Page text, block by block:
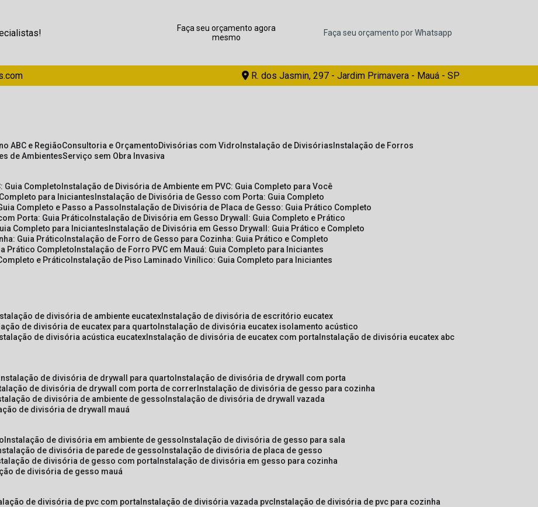
Faça seu orçamento agora
mesmo
Faça seu orçamento por Whatsapp
R. dos Jasmin, 297 - Jardim Primavera - Mauá - SP
ABC e Região Consultoria e Orçamento Divisórias com Vidro Instalação de Divisórias Instalação de Forros
de Ambientes Serviço sem Obra Invasiva
Guia Completo Instalação de Divisória de Ambiente em PVC: Guia Completo para Você
para Iniciantes Instalação de Divisória de Gesso com Porta: Guia Completo
Completo e Passo a Passo Instalação de Divisória de Placa de Gesso: Guia Prático Completo
Porta: Guia Prático Instalação de Divisória em Gesso Drywall: Guia Completo e Prático
Completo para Iniciantes Instalação de Divisória em Gesso Drywall: Guia Prático e Completo
Guia Prático Instalação de Forro de Gesso para Cozinha: Guia Prático e Completo
Prático Completo Instalação de Forro PVC em Mauá: Guia Completo para Iniciantes
e Prático Instalação de Piso Laminado Vinílico: Guia Completo para Iniciantes
de divisória de ambiente eucatex instalação de divisória de escritório eucatex
de divisória de eucatex para quarto instalação de divisória eucatex isolamento acústico
de divisória acústica eucatex instalação de divisória de eucatex com porta instalação de divisória eucatex abc
instalação de divisória de drywall para quarto instalação de divisória de drywall com porta
de divisória de drywall com porta de correr instalação de divisória de gesso para cozinha
de divisória de ambiente de gesso instalação de divisória de drywall vazada
de divisória de drywall mauá
instalação de divisória em ambiente de gesso instalação de divisória de gesso para sala
de divisória de parede de gesso instalação de divisória de placa de gesso
de divisória de gesso com porta instalação de divisória em gesso para cozinha
de divisória de gesso mauá
de divisória de pvc com porta instalação de divisória vazada pvc instalação de divisória de pvc para cozinha